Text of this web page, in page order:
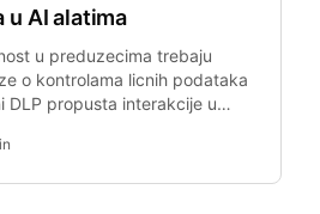
u AI alatima
u preduzecima trebaju
o kontrolama licnih podataka
DLP propusta interakcije u